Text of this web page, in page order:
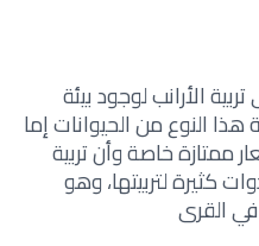
الأرانب لوجود بيئة
النوع من الحيوانات إما
ممتازة خاصة وأن تربية
كثيرة لتربيتها، وهو
القرى